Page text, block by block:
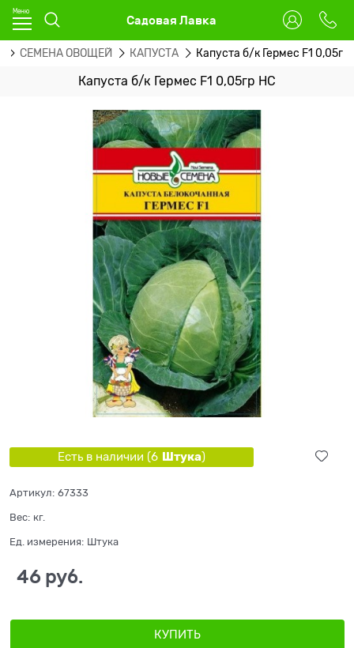
Садовая Лавка
СЕМЕНА ОВОЩЕЙ КАПУСТА Капуста б/к Гермес F1 0,05гр
Капуста б/к Гермес F1 0,05гр НС
Есть в наличии (6 Штука)
Артикул: 67333
Вес: кг.
Ед. измерения: Штука
46 руб.
КУПИТЬ